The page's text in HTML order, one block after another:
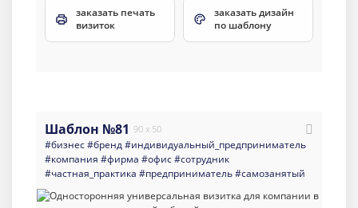
заказать печать
визиток
заказать дизайн
по шаблону
Шаблон №81 90 x 50
#бизнес#бренд#индивидуальный_предприниматель
#компания #фирма #офис#сотрудник
#частная_практика #предприниматель#самозанятый